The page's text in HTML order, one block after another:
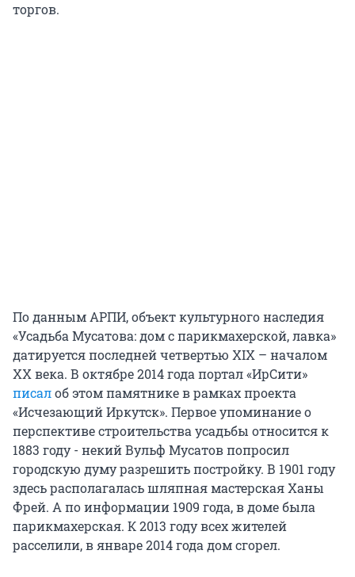
торгов.
По данным АРПИ, объект культурного наследия
«Усадьба Мусатова: дом с парикмахерской, лавка»
датируется последней четвертью XIX – началом
XX века. В октябре 2014 года портал «ИрСити»
писалоб этом памятнике в рамках проекта
«Исчезающий Иркутск». Первое упоминание о
перспективе строительства усадьбы относится к
1883 году - некий Вульф Мусатов попросил
городскую думу разрешить постройку. В 1901 году
здесь располагалась шляпная мастерская Ханы
Фрей. А по информации 1909 года, в доме была
парикмахерская. К 2013 году всех жителей
расселили, в январе 2014 года дом сгорел.